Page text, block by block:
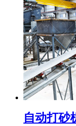
自动打砂